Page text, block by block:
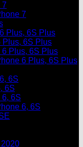
7
7
Plus, 6S Plus
Plus, 6S Plus
Plus, 6S Plus
6 Plus, 6S Plus
6S
6S
6S
6, 6S